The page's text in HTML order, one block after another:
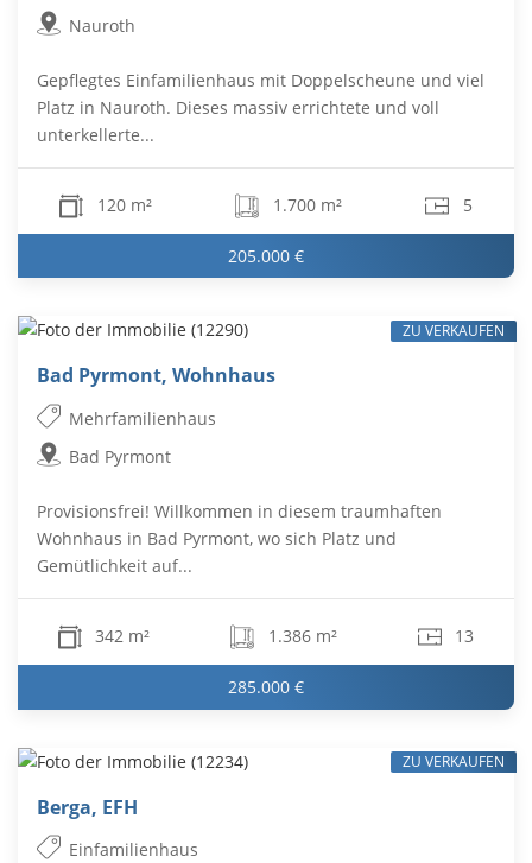
Nauroth
Gepflegtes Einfamilienhaus mit Doppelscheune und viel
Platz in Nauroth. Dieses massiv errichtete und voll
unterkellerte...
120 m² 1.700 m² 5
205.000 €
Bad Pyrmont, Wohnhaus
Mehrfamilienhaus
Bad Pyrmont
Provisionsfrei! Willkommen in diesem traumhaften
Wohnhaus in Bad Pyrmont, wo sich Platz und
Gemütlichkeit auf...
342 m² 1.386 m² 13
285.000 €
ZU VERKAUFEN
Berga, EFH
Einfamilienhaus
ZU VERKAUFEN